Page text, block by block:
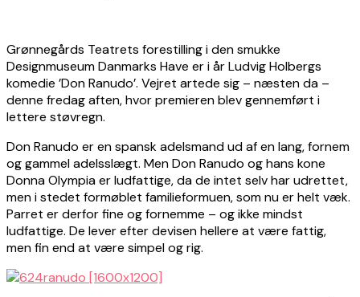
Grønnegårds Teatrets forestilling i den smukke
Designmuseum Danmarks Have er i år Ludvig Holbergs
komedie ’Don Ranudo’. Vejret artede sig – næsten da –
denne fredag aften, hvor premieren blev gennemført i
lettere støvregn.
Don Ranudo er en spansk adelsmand ud af en lang, fornem
og gammel adelsslægt. Men Don Ranudo og hans kone
Donna Olympia er ludfattige, da de intet selv har udrettet,
men i stedet formøblet familieformuen, som nu er helt væk.
Parret er derfor fine og fornemme – og ikke mindst
ludfattige. De lever efter devisen hellere at være fattig,
men fin end at være simpel og rig.